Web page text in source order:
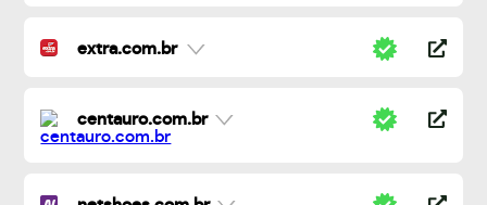
extra.com.br
centauro.com.br